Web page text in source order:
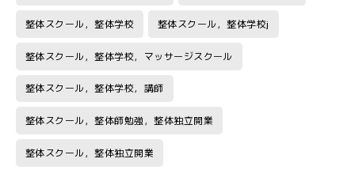
整体スクール，整体学校 整体スクール，整体学校j
整体スクール，整体学校，マッサージスクール
整体スクール，整体学校，講師
整体スクール，整体師勉強，整体独立開業
整体スクール，整体独立開業